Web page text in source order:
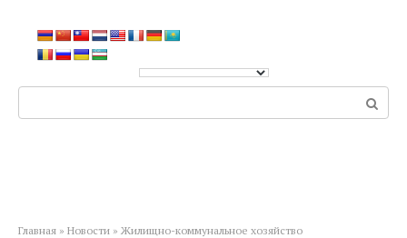
Главная » Новости » Жилищно-коммунальное хозяйство